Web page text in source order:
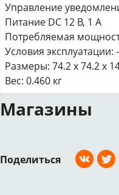
Управление
Питание DC 12 В, 1 А
Потребляемая
Условия эксплуатации:
Размеры: 74.2 x 74.2 x
Вес: 0.460 кг
Магазины
Поделиться